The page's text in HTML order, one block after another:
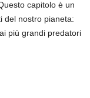
capitolo è un
del nostro pianeta:
più grandi predatori